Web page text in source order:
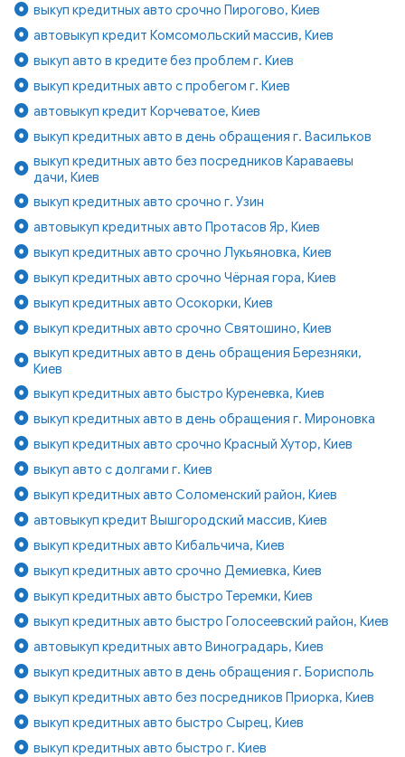
выкуп кредитных авто срочно Пирогово, Киев
автовыкуп кредит Комсомольский массив, Киев
выкуп авто в кредите без проблем г. Киев
выкуп кредитных авто с пробегом г. Киев
автовыкуп кредит Корчеватое, Киев
выкуп кредитных авто в день обращения г. Васильков
выкуп кредитных авто без посредников Караваевы
дачи, Киев
выкуп кредитных авто срочно г. Узин
автовыкуп кредитных авто Протасов Яр, Киев
выкуп кредитных авто срочно Лукьяновка, Киев
выкуп кредитных авто срочно Чёрная гора, Киев
выкуп кредитных авто Осокорки, Киев
выкуп кредитных авто срочно Святошино, Киев
выкуп кредитных авто в день обращения Березняки,
Киев
выкуп кредитных авто быстро Куреневка, Киев
выкуп кредитных авто в день обращения г. Мироновка
выкуп кредитных авто срочно Красный Хутор, Киев
выкуп авто с долгами г. Киев
выкуп кредитных авто Соломенский район, Киев
автовыкуп кредит Вышгородский массив, Киев
выкуп кредитных авто Кибальчича, Киев
выкуп кредитных авто срочно Демиевка, Киев
выкуп кредитных авто быстро Теремки, Киев
выкуп кредитных авто быстро Голосеевский район, Киев
автовыкуп кредитных авто Виноградарь, Киев
выкуп кредитных авто в день обращения г. Борисполь
выкуп кредитных авто без посредников Приорка, Киев
выкуп кредитных авто быстро Сырец, Киев
выкуп кредитных авто быстро г. Киев